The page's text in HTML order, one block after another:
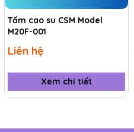
CÔNG TY TNHH THƯƠNG
95 Đường 10, P.Phước Bình,
Hotline: 0903.673.194
Email: sale@ist.com.vn
Tấm cao su CSM Model
M20F-001
Liên hệ
Xem chi tiết